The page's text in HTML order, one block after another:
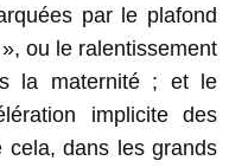
par le plafond
ou le ralentissement
la maternité ; et le
implicite des
cela, dans les grands